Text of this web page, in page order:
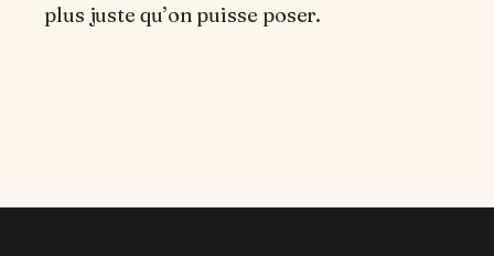
plus juste qu’on puisse poser.